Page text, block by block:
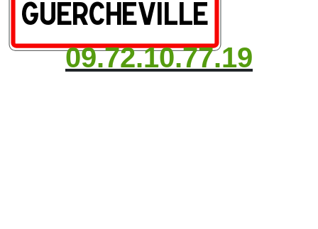
09.72.10.77.19